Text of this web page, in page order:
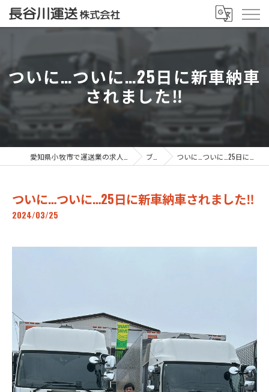
ついに…ついに…25日に新車納車
されました‼️
ブログ ついに…ついに…25日に新車納車されました‼️
ついに…ついに…25日に新車納車されました‼️
2024/03/25